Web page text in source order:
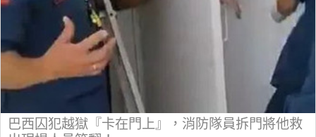
巴西囚犯越獄『卡在門上』，消防隊員拆門將他救